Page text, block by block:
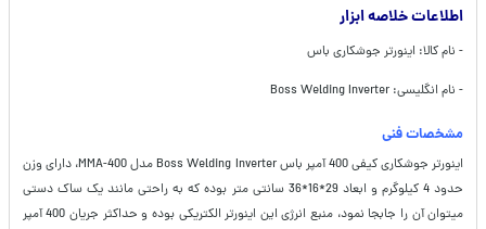
اطلاعات خلاصه ابزار
- نام کالا: اینورتر جوشکاری باس
- نام انگلیسی: Boss Welding Inverter
مشخصات فنی
اینورتر جوشکاری کیفی 400 آمپر باس Boss Welding Inverter مدل MMA-400، دارای وزن
حدود 4 کیلوگرم و ابعاد 29*16*36 سانتی متر بوده که به راحتی مانند یک ساک دستی
میتوان آن را جابجا نمود، منبع انرژی این اینورتر الکتریکی بوده و حداکثر جریان 400 آمپر